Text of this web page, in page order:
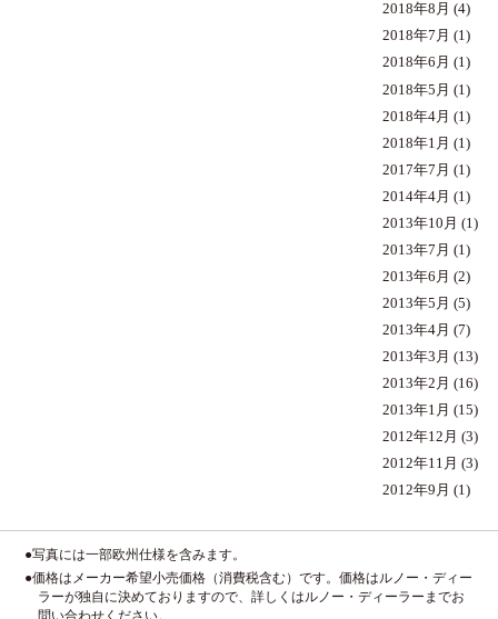
2018年8月 (4)
2018年7月 (1)
2018年6月 (1)
2018年5月 (1)
2018年4月 (1)
2018年1月 (1)
2017年7月 (1)
2014年4月 (1)
2013年10月 (1)
2013年7月 (1)
2013年6月 (2)
2013年5月 (5)
2013年4月 (7)
2013年3月 (13)
2013年2月 (16)
2013年1月 (15)
2012年12月 (3)
2012年11月 (3)
2012年9月 (1)
●写真には一部欧州仕様を含みます。
●価格はメーカー希望小売価格（消費税含む）です。価格はルノー・ディー
ラーが独自に決めておりますので、詳しくはルノー・ディーラーまでお
問い合わせください。